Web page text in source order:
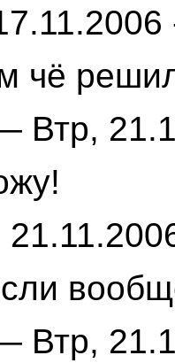
чё
Втр,
Втр,